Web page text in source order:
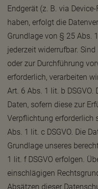
Endgerät (z. B. via
haben, erfolgt die
Grundlage von § 25 Abs.
jederzeit widerrufbar.
oder zur Durchführung
erforderlich, verarbeiten
Art. 6 Abs. 1 lit. b
Daten, sofern diese zur
Verpflichtung erforderlich
Abs. 1 lit. c DSGVO. Die
Grundlage unseres
1 lit. f DSGVO erfolgen.
einschlägigen
Absätzen dieser